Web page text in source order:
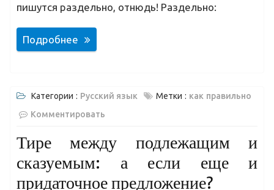
пишутся раздельно, отнюдь! Раздельно:
Подробнее
Категории : Русский язык Метки : как правильно
Комментировать
Тире между подлежащим и
сказуемым: а если еще и
придаточное предложение?